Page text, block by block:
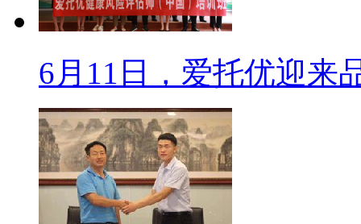
6月11日，爱托优迎来